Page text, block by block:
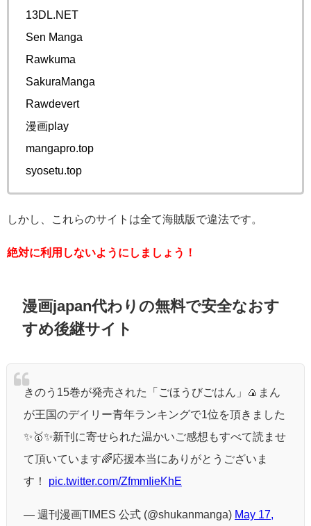
13DL.NET
Sen Manga
Rawkuma
SakuraManga
Rawdevert
漫画play
mangapro.top
syosetu.top
しかし、これらのサイトは全て海賊版で違法です。
絶対に利用しないようにしましょう！
漫画japan代わりの無料で安全なおす
すめ後継サイト
きのう15巻が発売された「ごほうびごはん」🍙まん
が王国のデイリー青年ランキングで1位を頂きました
✨🥇✨新刊に寄せられた温かいご感想もすべて読ませ
て頂いています🌈応援本当にありがとうございま
す！ pic.twitter.com/ZfmmIieKhE
— 週刊漫画TIMES 公式 (@shukanmanga) May 17,